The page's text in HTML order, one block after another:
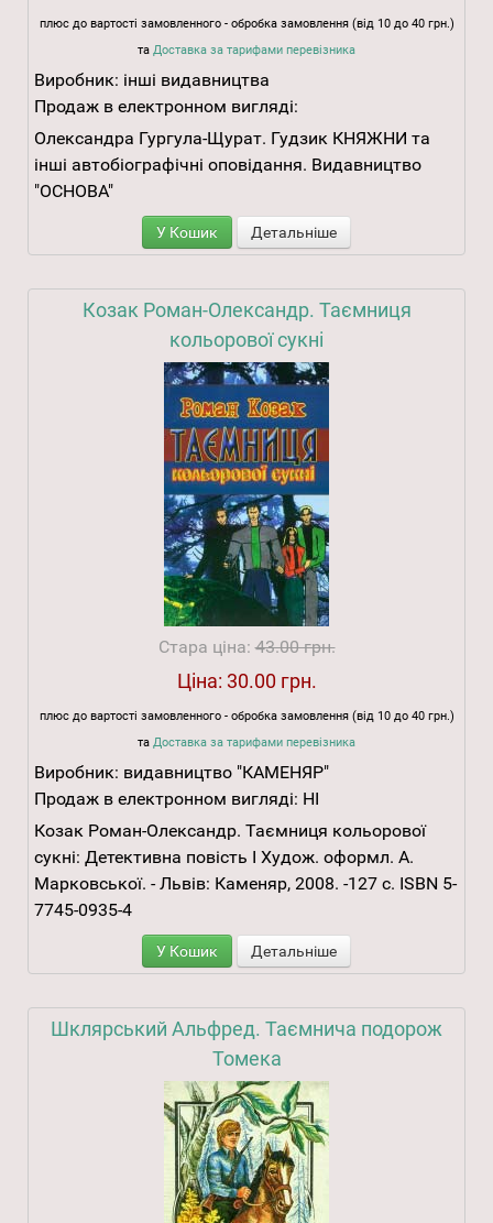
плюс до вартості замовленного - обробка замовлення (від 10 до 40 грн.)
та Доставка за тарифами перевізника
Виробник: інші видавництва
Продаж в електронном вигляді:
Олександра Гургула-Щурат. Гудзик КНЯЖНИ та
інші автобіографічні оповідання. Видавництво
"ОСНОВА"
У Кошик Детальніше
Козак Роман-Олександр. Таємниця
кольорової сукні
Стара ціна:43.00 грн.
Ціна: 30.00 грн.
плюс до вартості замовленного - обробка замовлення (від 10 до 40 грн.)
та Доставка за тарифами перевізника
Виробник: видавництво "КАМЕНЯР"
Продаж в електронном вигляді: НІ
Козак Роман-Олександр. Таємниця кольорової
сукні: Детективна повість І Худож. оформл. А.
Марковської. - Львів: Каменяр, 2008. -127 с. ISBN 5-
7745-0935-4
У Кошик Детальніше
Шклярський Альфред. Таємнича подорож
Томека